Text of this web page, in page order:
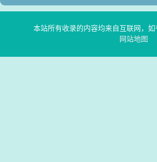
本站所有收录的内容均来自互联网，如
网站地图